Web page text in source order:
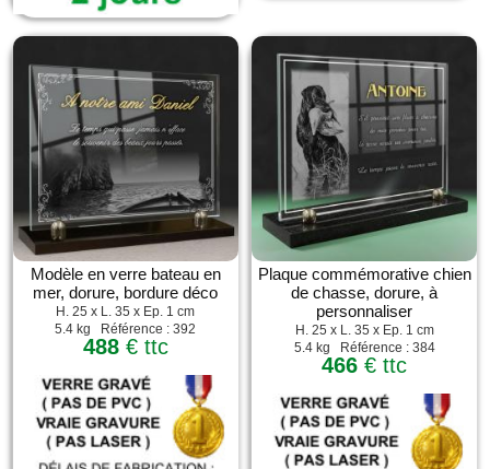
Modèle en verre bateau en
mer, dorure, bordure déco
H. 25 x L. 35 x Ep. 1 cm
5.4 kg Référence : 392
488€ ttc
Plaque commémorative chien
de chasse, dorure, à
personnaliser
H. 25 x L. 35 x Ep. 1 cm
5.4 kg Référence : 384
466 € ttc